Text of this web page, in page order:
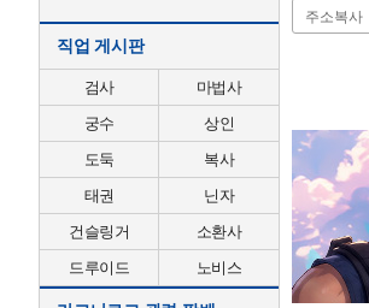
직업 게시판
검사
마법사
궁수
상인
도둑
복사
태권
닌자
건슬링거
소환사
드루이드
노비스
주소복사